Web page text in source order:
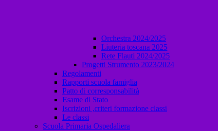
Orchestra 2024/2025
Liuteria toscana 2025
Rete Flauti 2024/2025
Progetti Strumento 2023/2024
Regolamenti
Rapporti scuola famiglia
Patto di corresponsabilità
Esame di Stato
Iscrizioni ,criteri formazione classi
Le classi
Scuola Primaria Ospedaliera